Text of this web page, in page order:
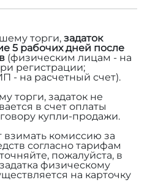
торги, задаток
5 рабочих дней после
(физическим лицам - на
регистрации;
- на расчетный счет).
торги, задаток не
в счет оплаты
купли-продажи.
взимать комиссию за
согласно тарифам
пожалуйста, в
физическому
на карточку